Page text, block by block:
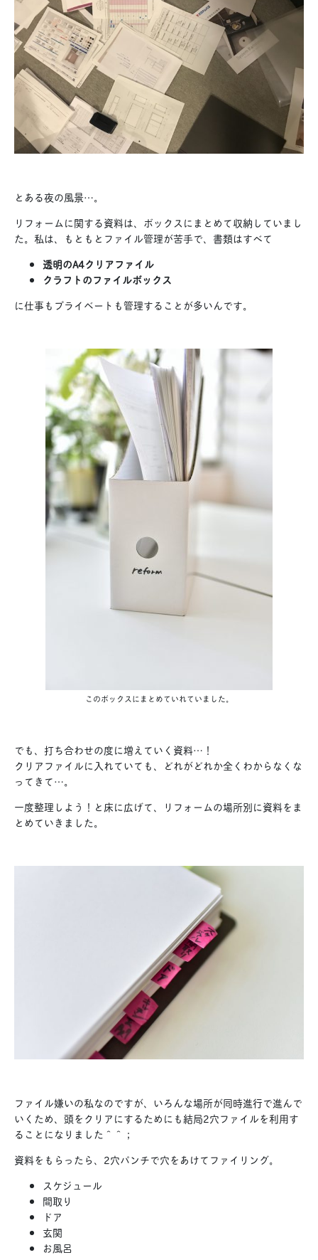
とある夜の風景…。
リフォームに関する資料は、ボックスにまとめて収納していまし
た。私は、もともとファイル管理が苦手で、書類はすべて
透明のA4クリアファイル
クラフトのファイルボックス
に仕事もプライベートも管理することが多いんです。
このボックスにまとめていれていました。
でも、打ち合わせの度に増えていく資料…！
クリアファイルに入れていても、どれがどれか全くわからなくな
ってきて…。
一度整理しよう！と床に広げて、リフォームの場所別に資料をま
とめていきました。
ファイル嫌いの私なのですが、いろんな場所が同時進行で進んで
いくため、頭をクリアにするためにも結局2穴ファイルを利用す
ることになりました＾＾；
資料をもらったら、2穴パンチで穴をあけてファイリング。
スケジュール
間取り
ドア
玄関
お風呂